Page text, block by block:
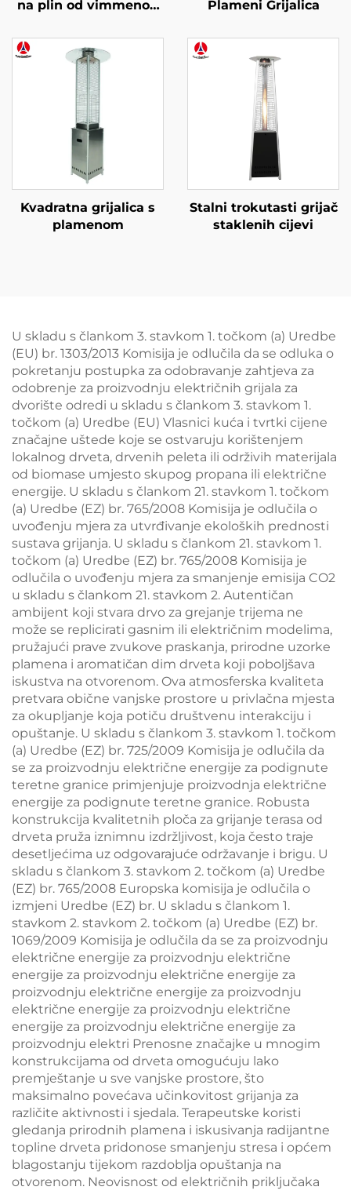
na plin od vimmenog
Plameni Grijalica
Kvadratna grijalica s
plamenom
Stalni trokutasti grijač
staklenih cijevi
U skladu s člankom 3. stavkom 1. točkom (a) Uredbe
(EU) br. 1303/2013 Komisija je odlučila da se odluka o
pokretanju postupka za odobravanje zahtjeva za
odobrenje za proizvodnju električnih grijala za
dvorište odredi u skladu s člankom 3. stavkom 1.
točkom (a) Uredbe (EU) Vlasnici kuća i tvrtki cijene
značajne uštede koje se ostvaruju korištenjem
lokalnog drveta, drvenih peleta ili održivih materijala
od biomase umjesto skupog propana ili električne
energije. U skladu s člankom 21. stavkom 1. točkom
(a) Uredbe (EZ) br. 765/2008 Komisija je odlučila o
uvođenju mjera za utvrđivanje ekoloških prednosti
sustava grijanja. U skladu s člankom 21. stavkom 1.
točkom (a) Uredbe (EZ) br. 765/2008 Komisija je
odlučila o uvođenju mjera za smanjenje emisija CO2
u skladu s člankom 21. stavkom 2. Autentičan
ambijent koji stvara drvo za grejanje trijema ne
može se replicirati gasnim ili električnim modelima,
pružajući prave zvukove praskanja, prirodne uzorke
plamena i aromatičan dim drveta koji poboljšava
iskustva na otvorenom. Ova atmosferska kvaliteta
pretvara obične vanjske prostore u privlačna mjesta
za okupljanje koja potiču društvenu interakciju i
opuštanje. U skladu s člankom 3. stavkom 1. točkom
(a) Uredbe (EZ) br. 725/2009 Komisija je odlučila da
se za proizvodnju električne energije za podignute
teretne granice primjenjuje proizvodnja električne
energije za podignute teretne granice. Robusta
konstrukcija kvalitetnih ploča za grijanje terasa od
drveta pruža iznimnu izdržljivost, koja često traje
desetljećima uz odgovarajuće održavanje i brigu. U
skladu s člankom 3. stavkom 2. točkom (a) Uredbe
(EZ) br. 765/2008 Europska komisija je odlučila o
izmjeni Uredbe (EZ) br. U skladu s člankom 1.
stavkom 2. stavkom 2. točkom (a) Uredbe (EZ) br.
1069/2009 Komisija je odlučila da se za proizvodnju
električne energije za proizvodnju električne
energije za proizvodnju električne energije za
proizvodnju električne energije za proizvodnju
električne energije za proizvodnju električne
energije za proizvodnju električne energije za
proizvodnju elektri Prenosne značajke u mnogim
konstrukcijama od drveta omogućuju lako
premještanje u sve vanjske prostore, što
maksimalno povećava učinkovitost grijanja za
različite aktivnosti i sjedala. Terapeutske koristi
gledanja prirodnih plamena i iskusivanja radijantne
topline drveta pridonose smanjenju stresa i općem
blagostanju tijekom razdoblja opuštanja na
otvorenom. Neovisnost od električnih priključaka